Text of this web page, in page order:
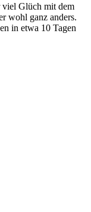
viel Glüch mit dem
wohl ganz anders.
in etwa 10 Tagen